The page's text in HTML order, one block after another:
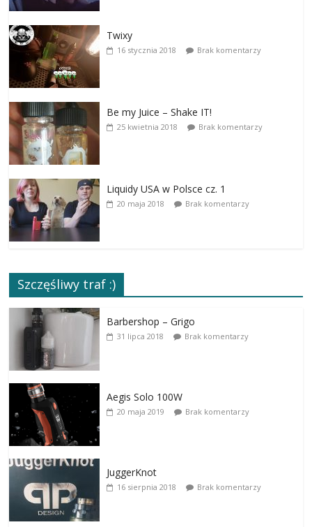
Twixy
16 stycznia 2018 Brak komentarzy
Be my Juice – Shake IT!
25 kwietnia 2018 Brak komentarzy
Liquidy USA w Polsce cz. 1
20 maja 2018 Brak komentarzy
Szczęśliwy traf :)
Barbershop – Grigo
31 lipca 2018 Brak komentarzy
Aegis Solo 100W
20 maja 2019 Brak komentarzy
JuggerKnot
16 sierpnia 2018 Brak komentarzy